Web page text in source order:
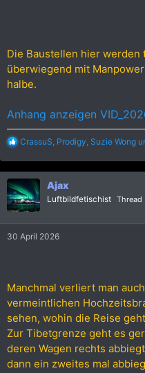
Die Baustellen hier
überwiegend mit
halbe.
Anhang anzeigen
R
a
k
t
i
o
n
CrassuS Prodigy Suzie Wong
Ajax
Luftbildfetischist Thread
30 April 2026
Manchmal verliert man
vermeintlichen
sehen, wohin die Reise geht
Zur Tibetgrenze geht es
deren Wagen rechts
dann ein zweites mal